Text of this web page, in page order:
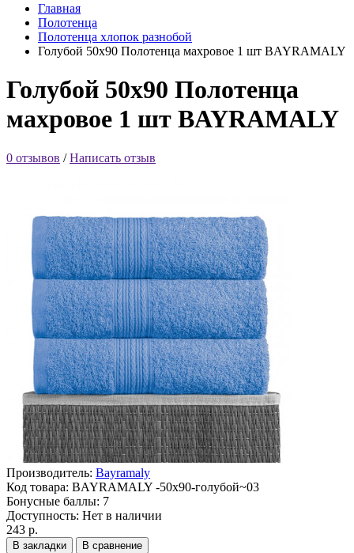
Главная
Полотенца
Полотенца хлопок разнобой
Голубой 50х90 Полотенца махровое 1 шт BAYRAMALY
Голубой 50х90 Полотенца
махровое 1 шт BAYRAMALY
0 отзывов /Написать отзыв
Производитель: Bayramaly
Код товара: BAYRAMALY -50х90-голубой~03
Бонусные баллы: 7
Доступность: Нет в наличии
243 р.
В закладки В сравнение